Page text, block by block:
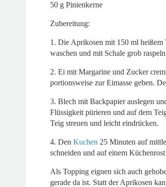
50 g Pinienkerne
Zubereitung:
1. Die Aprikosen mit 150 ml heißem
waschen und mit Schale grob
2. Ei mit Margarine und Zucker
portionsweise zur Eimasse geben.
3. Blech mit Backpapier auslegen
Flüssigkeit pürieren und auf dem
Teig streuen und leicht eindrücken.
4. Den Kuchen 25 Minuten auf
schneiden und auf einem
Als Topping eignen sich auch
gerade da ist. Statt der Aprikosen